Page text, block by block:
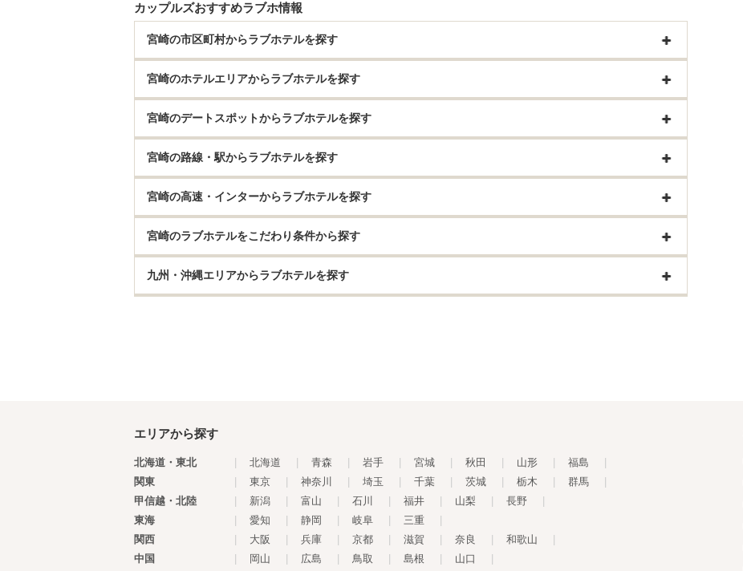
カップルズおすすめラブホ情報
宮崎の市区町村からラブホテルを探す
宮崎のホテルエリアからラブホテルを探す
宮崎のデートスポットからラブホテルを探す
宮崎の路線・駅からラブホテルを探す
宮崎の高速・インターからラブホテルを探す
宮崎のラブホテルをこだわり条件から探す
九州・沖縄エリアからラブホテルを探す
エリアから探す
北海道・東北 北海道 青森 岩手 宮城 秋田 山形 福島
関東
東京 神奈川 埼玉 千葉 茨城 栃木 群馬
甲信越・北陸
新潟 富山 石川 福井 山梨 長野
東海
愛知 静岡 岐阜 三重
関西
大阪 兵庫 京都 滋賀 奈良 和歌山
中国
岡山 広島 鳥取 島根 山口